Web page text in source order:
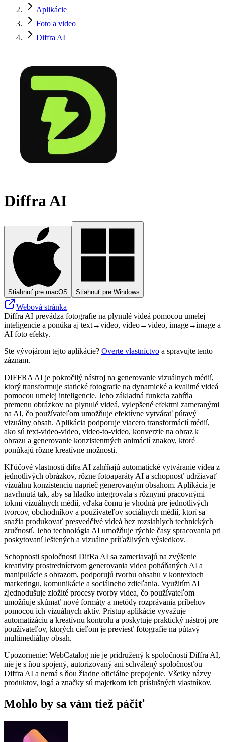
Aplikácie
Foto a video
Diffra AI
Diffra AI
Stiahnuť pre macOS Stiahnuť pre Windows
Webová stránka
Diffra AI prevádza fotografie na plynulé videá pomocou umelej
inteligencie a ponúka aj text→video, video→video, image→image a
AI foto efekty.
Ste vývojárom tejto aplikácie? Overte vlastníctvo a spravujte tento
záznam.
DIFFRA AI je pokročilý nástroj na generovanie vizuálnych médií,
ktorý transformuje statické fotografie na dynamické a kvalitné videá
pomocou umelej inteligencie. Jeho základná funkcia zahŕňa
premenu obrázkov na plynulé videá, vylepšené efektmi zameranými
na AI, čo používateľom umožňuje efektívne vytvárať pútavý
vizuálny obsah. Aplikácia podporuje viacero transformácií médií,
ako sú text-video-video, video-to-video, konverzie na obraz k
obrazu a generovanie konzistentných animácií znakov, ktoré
ponúkajú rôzne kreatívne možnosti.
Kľúčové vlastnosti difra AI zahŕňajú automatické vytváranie videa z
jednotlivých obrázkov, rôzne fotoaparáty AI a schopnosť udržiavať
vizuálnu konzistenciu naprieč generovaným obsahom. Aplikácia je
navrhnutá tak, aby sa hladko integrovala s rôznymi pracovnými
tokmi vizuálnych médií, vďaka čomu je vhodná pre jednotlivých
tvorcov, obchodníkov a používateľov sociálnych médií, ktorí sa
snažia produkovať presvedčivé videá bez rozsiahlych technických
zručností. Jeho technológia AI umožňuje rýchle časy spracovania pri
poskytovaní leštených a vizuálne príťažlivých výsledkov.
Schopnosti spoločnosti DifRa AI sa zameriavajú na zvýšenie
kreativity prostredníctvom generovania videa poháňaných AI a
manipulácie s obrazom, podporujú tvorbu obsahu v kontextoch
marketingu, komunikácie a sociálneho zdieľania. Využitím AI
zjednodušuje zložité procesy tvorby videa, čo používateľom
umožňuje skúmať nové formáty a metódy rozprávania príbehov
pomocou ich vizuálnych aktív. Prístup aplikácie vyvažuje
automatizáciu a kreatívnu kontrolu a poskytuje praktický nástroj pre
používateľov, ktorých cieľom je previesť fotografie na pútavý
multimediálny obsah.
Upozornenie: WebCatalog nie je pridružený k spoločnosti Diffra AI,
nie je s ňou spojený, autorizovaný ani schválený spoločnosťou
Diffra AI a nemá s ňou žiadne oficiálne prepojenie. Všetky názvy
produktov, logá a značky sú majetkom ich príslušných vlastníkov.
Mohlo by sa vám tiež páčiť